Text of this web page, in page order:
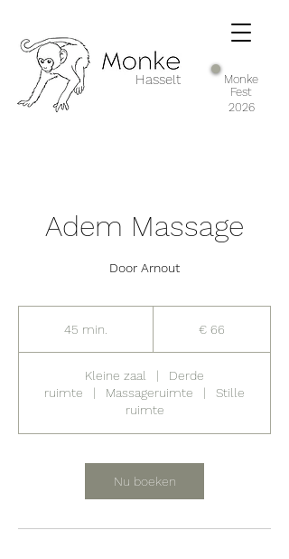
Hasselt
Monke
Fest
2026
Adem Massage
Door Arnout
45 min.
n
€ 66
Kleine zaal |
Derde
ruimte
| Massageruimte |
Stille
ruimte
Nu boeken